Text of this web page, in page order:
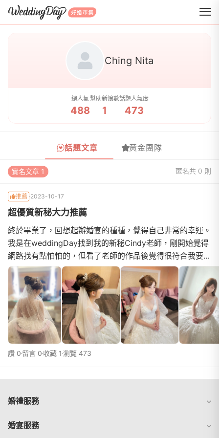
WeddingDay 好婚市集
Ching Nita
總人氣
488
幫助新娘數
1
話題人氣度
473
話題文章 黃金團隊
實名文章 1 匿名共 0 則
推薦 2023-10-17
超優質新秘大力推薦
終於畢業了，回想起辦婚宴的種種，覺得自己非常的幸運。
我是在weddingDay找到我的新秘Cindy老師，剛開始覺得
網路找有點怕怕的，但看了老師的作品後覺得很符合我要的
自然妝感&amp;新娘髮型，就立刻約了試裝。試裝後非...
讚 0 留言 0 收藏 1 瀏覽 473
婚禮服務
婚宴服務